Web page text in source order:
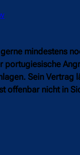
mindestens
portugiesische
Sein Vertrag
offenbar nicht in